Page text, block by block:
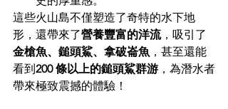
這些火山島不僅塑造了奇特的水下地
形，還帶來了營養豐富的洋流，吸引了
金槍魚、鎚頭鯊、拿破崙魚 ，甚至還能
看到200 條以上的鎚頭鯊群游 ，為潛水者
帶來極致震撼的體驗！